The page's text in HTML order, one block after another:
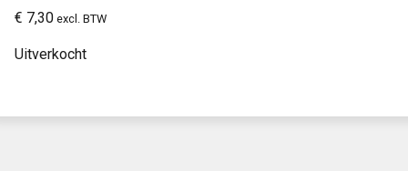
€ 7,30 excl. BTW
Uitverkocht